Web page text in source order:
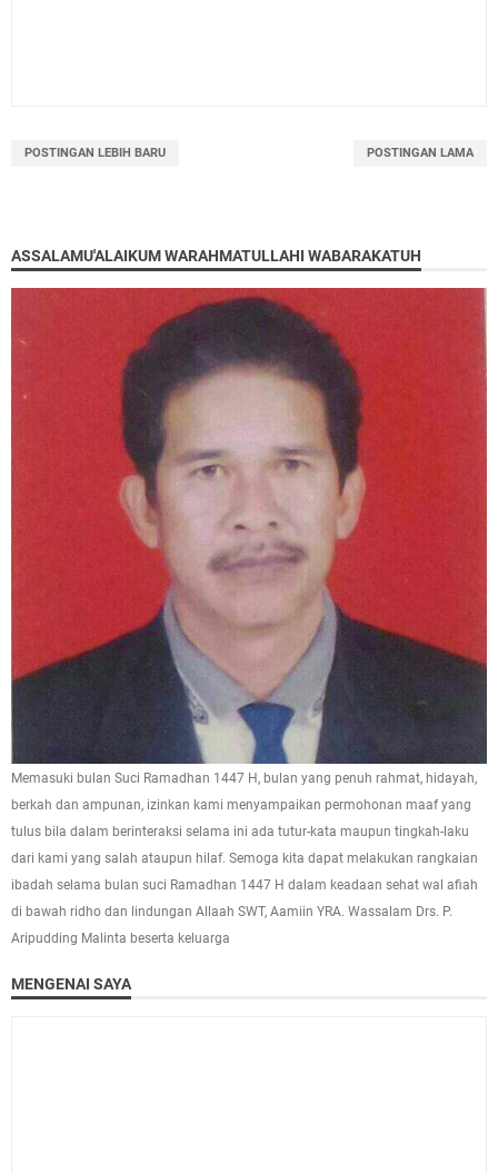
POSTINGAN LEBIH BARU POSTINGAN LAMA
ASSALAMU'ALAIKUM WARAHMATULLAHI WABARAKATUH
Memasuki bulan Suci Ramadhan 1447 H, bulan yang penuh rahmat, hidayah,
berkah dan ampunan, izinkan kami menyampaikan permohonan maaf yang
tulus bila dalam berinteraksi selama ini ada tutur-kata maupun tingkah-laku
dari kami yang salah ataupun hilaf. Semoga kita dapat melakukan rangkaian
ibadah selama bulan suci Ramadhan 1447 H dalam keadaan sehat wal afiah
di bawah ridho dan lindungan Allaah SWT, Aamiin YRA. Wassalam Drs. P.
Aripudding Malinta beserta keluarga
MENGENAI SAYA